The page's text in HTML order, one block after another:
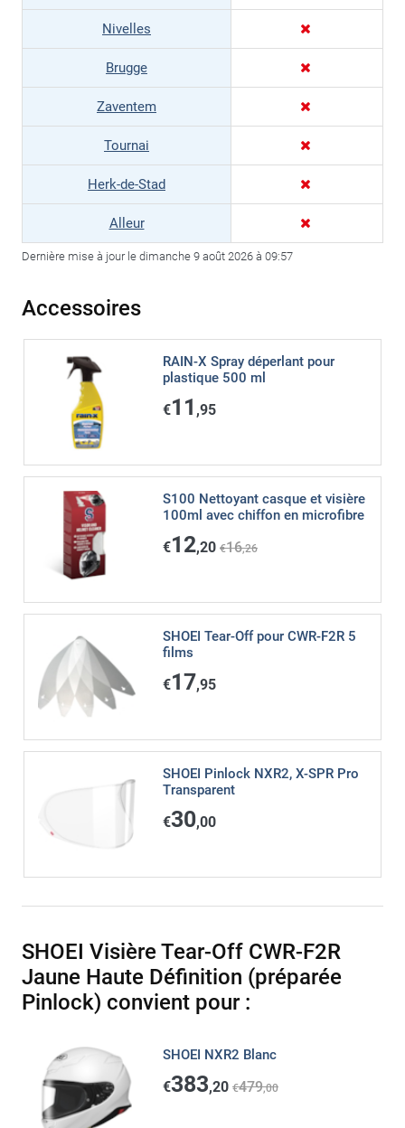
Nivelles
Brugge
Zaventem
Tournai
Herk-de-Stad
Alleur
Dernière mise à jour le dimanche 9 août 2026 à 09:57
Accessoires
RAIN-X Spray déperlant pour
plastique 500 ml
€11 ,95
S100 Nettoyant casque et visière
100ml avec chiffon en microfibre
€12,20 €16,26
SHOEI Tear-Off pour CWR-F2R 5
films
€17,95
SHOEI Pinlock NXR2, X-SPR Pro
Transparent
€30,00
SHOEI Visière Tear-Off CWR-F2R
Jaune Haute Définition (préparée
Pinlock) convient pour :
SHOEI NXR2 Blanc
€383,20 €479,00